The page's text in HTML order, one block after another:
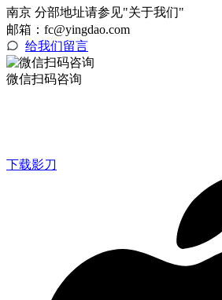
南京 分部地址请参见"关于我们"
邮箱：fc@yingdao.com
给我们留言
微信扫码咨询
下载影刀